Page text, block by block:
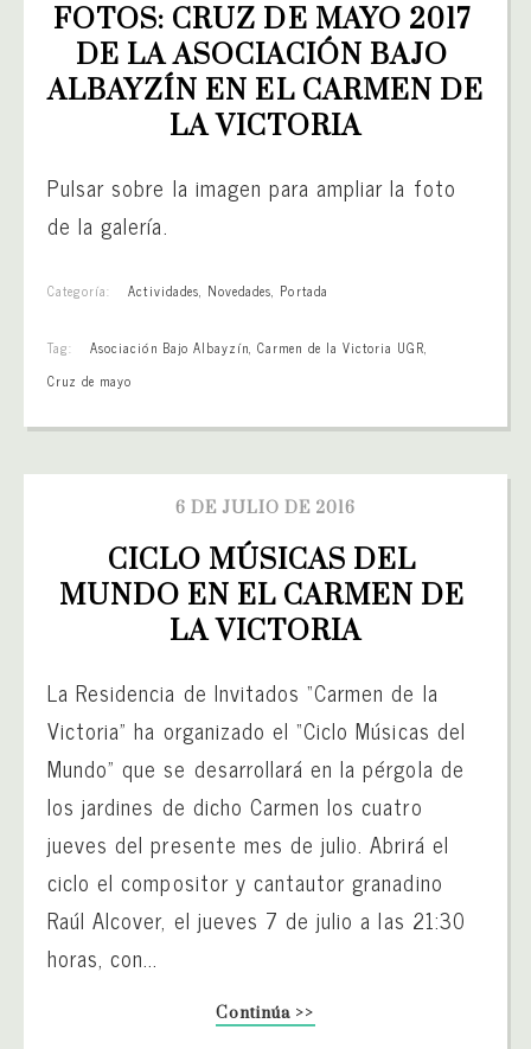
FOTOS: CRUZ DE MAYO 2017
DE LA ASOCIACIÓN BAJO
ALBAYZÍN EN EL CARMEN DE
LA VICTORIA
Pulsar sobre la imagen para ampliar la foto
de la galería.
Categoría: Actividades, Novedades, Portada
Tag: Asociación Bajo Albayzín,Carmen de la Victoria UGR,
Cruz de mayo
6 DE JULIO DE 2016
CICLO MÚSICAS DEL
MUNDO EN EL CARMEN DE
LA VICTORIA
La Residencia de Invitados “Carmen de la
Victoria” ha organizado el “Ciclo Músicas del
Mundo” que se desarrollará en la pérgola de
los jardines de dicho Carmen los cuatro
jueves del presente mes de julio. Abrirá el
ciclo el compositor y cantautor granadino
Raúl Alcover, el jueves 7 de julio a las 21:30
horas, con...
Continúa >>